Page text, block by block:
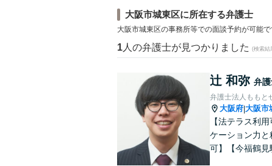
大阪市城東区に所在する弁護士
大阪市城東区の事務所等での面談予約が可能で
1 人の弁護士が見つかりました (検索結
辻 和弥 弁
弁護士法人ももと
大阪府|大阪市
【法テラス利
ケーション力
可】【今福鶴見